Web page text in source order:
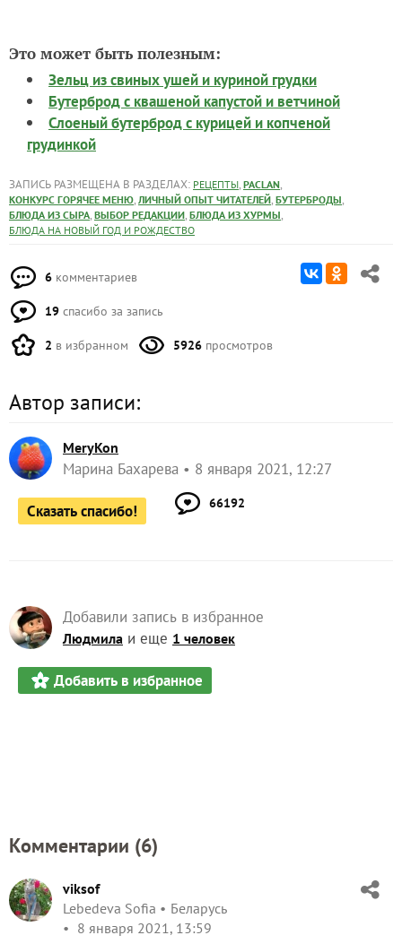
Это может быть полезным:
Зельц из свиных ушей и куриной грудки
Бутерброд с квашеной капустой и ветчиной
Слоеный бутерброд с курицей и копченой
грудинкой
ЗАПИСЬ РАЗМЕЩЕНА В РАЗДЕЛАХ: РЕЦЕПТЫ, PACLAN,
КОНКУРС ГОРЯЧЕЕ МЕНЮ, ЛИЧНЫЙ ОПЫТ ЧИТАТЕЛЕЙ, БУТЕРБРОДЫ,
БЛЮДА ИЗ СЫРА, ВЫБОР РЕДАКЦИИ, БЛЮДА ИЗ ХУРМЫ,
БЛЮДА НА НОВЫЙ ГОД И РОЖДЕСТВО
6 комментариев
19 спасибо за запись
2 в избранном 5926 просмотров
Автор записи:
MeryKon
Марина Бахарева 8 января 2021, 12:27
Сказать спасибо! 66192
Добавили запись в избранное
Людмила и еще 1 человек
Добавить в избранное
Комментарии (6)
viksof
Lebedeva Sofia
Беларусь
8 января 2021, 13:59